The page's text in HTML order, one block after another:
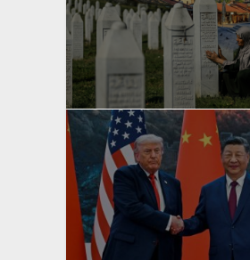
yazan
Bahri Ak
yazan
Bahri Ak